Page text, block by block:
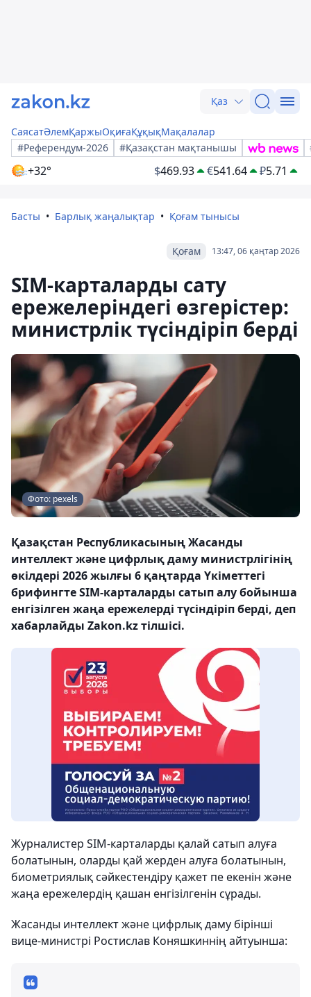
Қаз
СаясатӘлемҚаржыОқиғаҚұқықМақалалар
#Референдум-2026
#Қазақстан мақтанышы
+32° $469.93 €541.64 ₽5.71
Басты Барлық жаңалықтар Қоғам тынысы
13:47, 06 қаңтар 2026
Қоғам
SIM-карталарды сату
ережелеріндегі өзгерістер:
министрлік түсіндіріп берді
Фото: pexels
Қазақстан Республикасының Жасанды
интеллект және цифрлық даму министрлігінің
өкілдері 2026 жылғы 6 қаңтарда Үкіметтегі
брифингте SIM-карталарды сатып алу бойынша
енгізілген жаңа ережелерді түсіндіріп берді, деп
хабарлайды Zakon.kz тілшісі.
Журналистер SIM-карталарды қалай сатып алуға
болатынын, оларды қай жерден алуға болатынын,
биометриялық сәйкестендіру қажет пе екенін және
жаңа ережелердің қашан енгізілгенін сұрады.
Жасанды интеллект және цифрлық даму бірінші
вице-министрі Ростислав Коняшкиннің айтуынша: